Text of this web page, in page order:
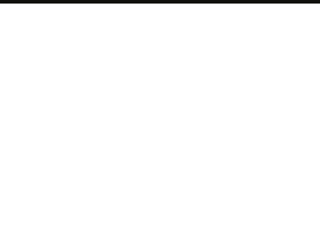
Live Chat Software
Forum Software